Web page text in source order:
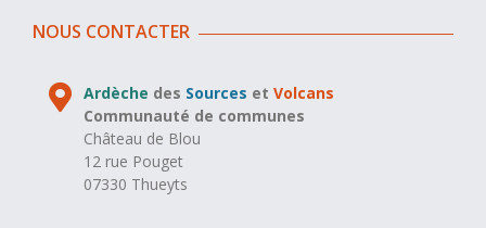
NOUS CONTACTER
Ardèche des Sources etVolcans
Communauté de communes
Château de Blou
12 rue Pouget
07330 Thueyts